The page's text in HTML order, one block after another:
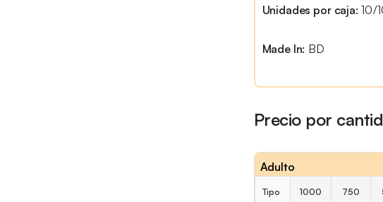
Unidades por caja: 10/
Made In: BD
Precio por
Adulto
Tipo 1000 750